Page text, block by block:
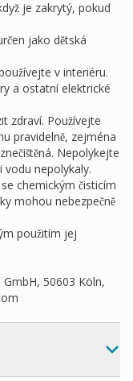
je zakrytý, pokud
jako dětská
v interiéru.
a ostatní elektrické
zdraví. Používejte
pravidelně, zejména
Nepolykejte
nepolykaly.
chemickým čisticím
mohou nebezpečně
použitím jej
GmbH, 50603 Köln,